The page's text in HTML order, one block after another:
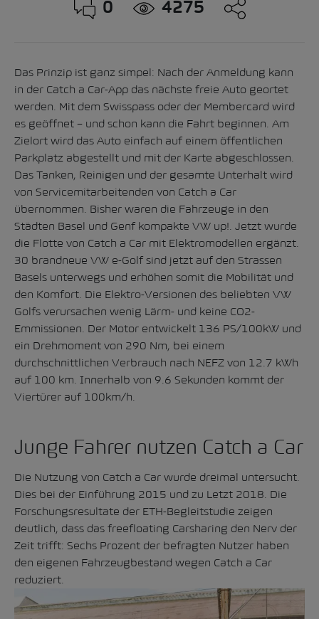
0 4275
Das Prinzip ist ganz simpel: Nach der Anmeldung kann
in der Catch a Car-App das nächste freie Auto geortet
werden. Mit dem Swisspass oder der Membercard wird
es geöffnet – und schon kann die Fahrt beginnen. Am
Zielort wird das Auto einfach auf einem öffentlichen
Parkplatz abgestellt und mit der Karte abgeschlossen.
Das Tanken, Reinigen und der gesamte Unterhalt wird
von Servicemitarbeitenden von Catch a Car
übernommen. Bisher waren die Fahrzeuge in den
Städten Basel und Genf kompakte VW up!. Jetzt wurde
die Flotte von Catch a Car mit Elektromodellen ergänzt.
30 brandneue VW e-Golf sind jetzt auf den Strassen
Basels unterwegs und erhöhen somit die Mobilität und
den Komfort. Die Elektro-Versionen des beliebten VW
Golfs verursachen wenig Lärm- und keine CO2-
Emmissionen. Der Motor entwickelt 136 PS/100kW und
ein Drehmoment von 290 Nm, bei einem
durchschnittlichen Verbrauch nach NEFZ von 12.7 kWh
auf 100 km. Innerhalb von 9.6 Sekunden kommt der
Viertürer auf 100km/h.
Junge Fahrer nutzen Catch a Car
Die Nutzung von Catch a Car wurde dreimal untersucht.
Dies bei der Einführung 2015 und zu Letzt 2018. Die
Forschungsresultate der ETH-Begleitstudie zeigen
deutlich, dass das freefloating Carsharing den Nerv der
Zeit trifft: Sechs Prozent der befragten Nutzer haben
den eigenen Fahrzeugbestand wegen Catch a Car
reduziert.